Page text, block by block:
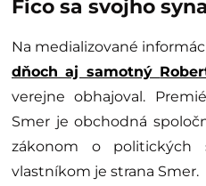
Fico sa svojho
Na medializované
dňoch aj samotný
verejne obhajoval.
Smer je obchodná
zákonom o politických
vlastníkom je strana Smer.